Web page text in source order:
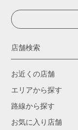
店舗検索
お近くの店舗
エリアから探す
路線から探す
お気に入り店舗